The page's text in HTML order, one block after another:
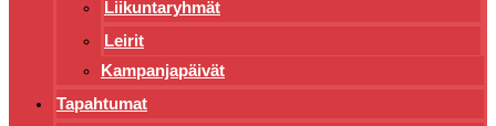
Liikuntaryhmät
Leirit
Kampanjapäivät
Tapahtumat